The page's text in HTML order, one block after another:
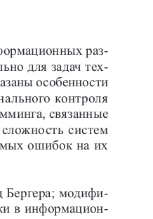
раз-
для задач тех-
особенности
контроля
связанные
систем
ошибок на их
Бергера; модифи-
в информацион-